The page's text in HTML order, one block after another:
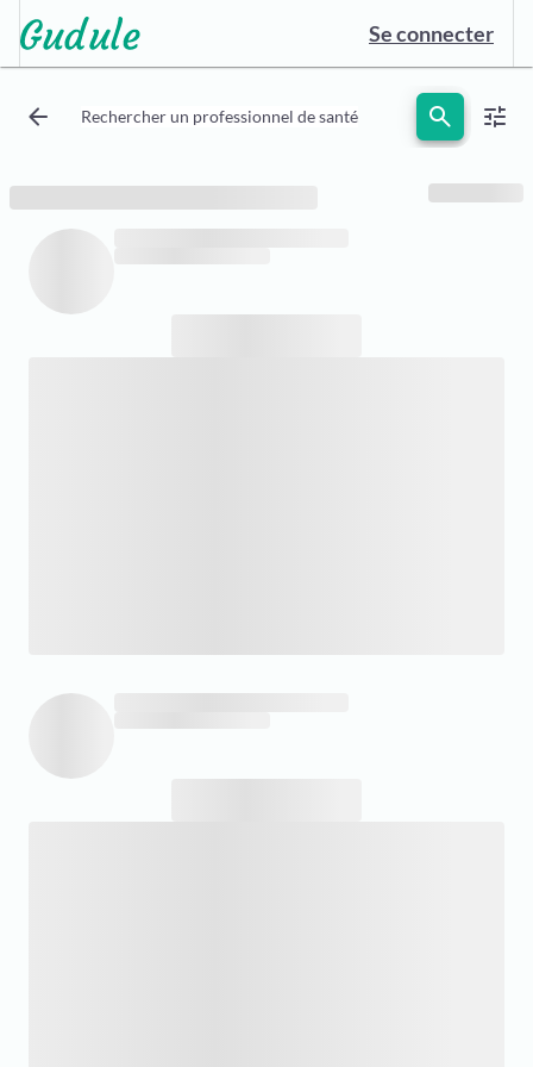
Se connecter
arrow_back Rechercher un professionnel de santé search tune